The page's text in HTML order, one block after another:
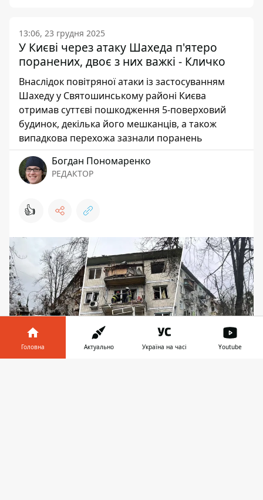
13:06, 23 грудня 2025
У Києві через атаку Шахеда п'ятеро
поранених, двоє з них важкі - Кличко
Внаслідок повітряної атаки із застосуванням
Шахеду у Святошинському районі Києва
отримав суттєві пошкодження 5-поверховий
будинок, декілька його мешканців, а також
випадкова перехожа зазнали поранень
Богдан Пономаренко
РЕДАКТОР
👍
Головна Актуально Україна на часі Youtube